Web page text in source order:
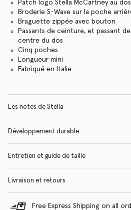
Patch logo Stella McCartney au dos
Broderie S-Wave sur la poche
Braguette zippée avec bouton
Passants de ceinture, et passant
centre du dos
Cinq poches
Longueur mini
Fabriqué en Italie
Les notes de Stella
Développement durable
Entretien et guide de taille
Livraison et retours
Free Express Shipping on all